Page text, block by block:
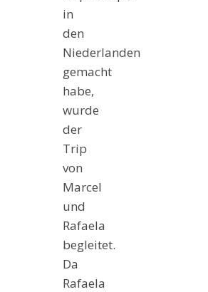
in
den
Niederlanden
gemacht
habe,
wurde
der
Trip
von
Marcel
und
Rafaela
begleitet.
Da
Rafaela